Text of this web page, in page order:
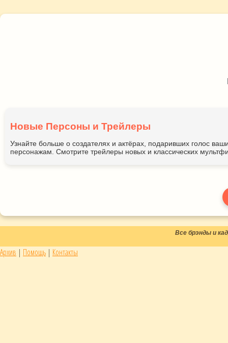
Новые Персоны и Трейлеры
Узнайте больше о создателях и актёрах, подаривших голос
персонажам. Смотрите трейлеры новых и классических
Все брэнды и
Архив | Помощь | Контакты